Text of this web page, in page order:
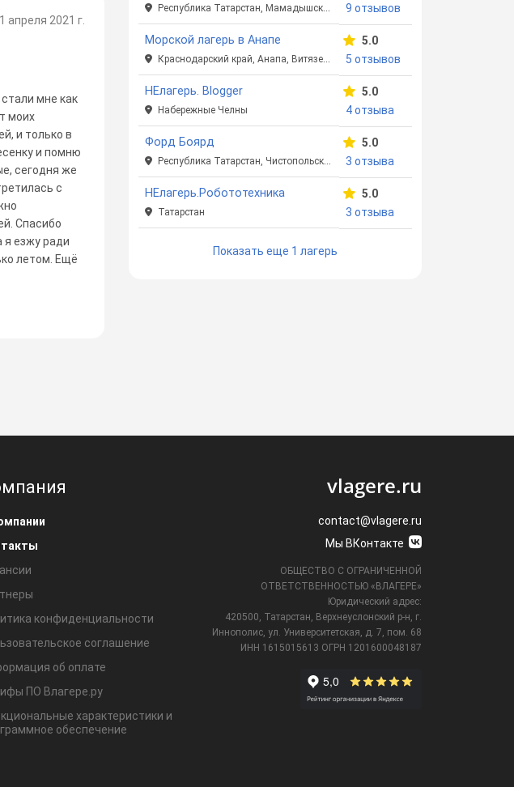
1 апреля 2021 г.
мне как
моих
и только в
и помню
сегодня же
с
Спасибо
я езжу ради
летом. Ещё
Республика Татарстан, Мамадышский район
9 отзывов
Морской лагерь в Анапе
Краснодарский край, Анапа, Витязево
5.0
5 отзывов
НЕлагерь. Blogger
Набережные Челны
5.0
4 отзыва
Форд Боярд
Республика Татарстан, Чистопольский район,
5.0
3 отзыва
НЕлагерь.Робототехника
Татарстан
5.0
3 отзыва
Показать еще 1 лагерь
конфиденциальности
соглашение
об оплате
ПО Влагере.ру
характеристики и
обеспечение
vlagere.ru
contact@vlagere.ru
Мы ВКонтакте
ОБЩЕСТВО С ОГРАНИЧЕННОЙ
ОТВЕТСТВЕННОСТЬЮ «ВЛАГЕРЕ»
Юридический адрес:
420500, Татарстан, Верхнеуслонский р-н, г.
Иннополис, ул. Университетская,
д. 7, пом. 68
ИНН 1615015613 ОГРН 1201600048187